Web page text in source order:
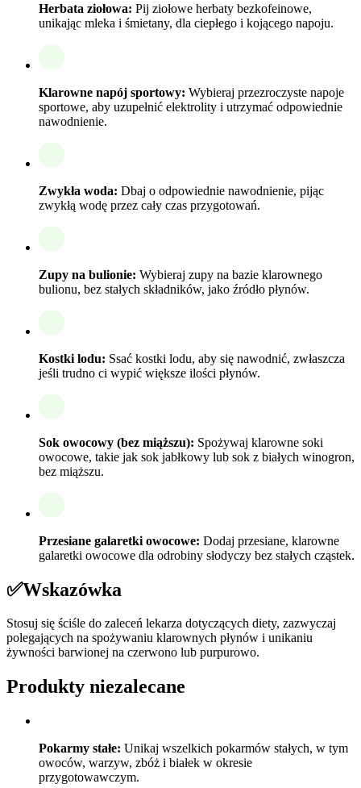
Herbata ziołowa: Pij ziołowe herbaty bezkofeinowe,
unikając mleka i śmietany, dla ciepłego i kojącego napoju.
Klarowne napój sportowy: Wybieraj przezroczyste napoje
sportowe, aby uzupełnić elektrolity i utrzymać odpowiednie
nawodnienie.
Zwykła woda: Dbaj o odpowiednie nawodnienie, pijąc
zwykłą wodę przez cały czas przygotowań.
Zupy na bulionie: Wybieraj zupy na bazie klarownego
bulionu, bez stałych składników, jako źródło płynów.
Kostki lodu: Ssać kostki lodu, aby się nawodnić, zwłaszcza
jeśli trudno ci wypić większe ilości płynów.
Sok owocowy (bez miąższu): Spożywaj klarowne soki
owocowe, takie jak sok jabłkowy lub sok z białych winogron,
bez miąższu.
Przesiane galaretki owocowe: Dodaj przesiane, klarowne
galaretki owocowe dla odrobiny słodyczy bez stałych cząstek.
✅Wskazówka
Stosuj się ściśle do zaleceń lekarza dotyczących diety, zazwyczaj
polegających na spożywaniu klarownych płynów i unikaniu
żywności barwionej na czerwono lub purpurowo.
Produkty niezalecane
Pokarmy stałe: Unikaj wszelkich pokarmów stałych, w tym
owoców, warzyw, zbóż i białek w okresie
przygotowawczym.